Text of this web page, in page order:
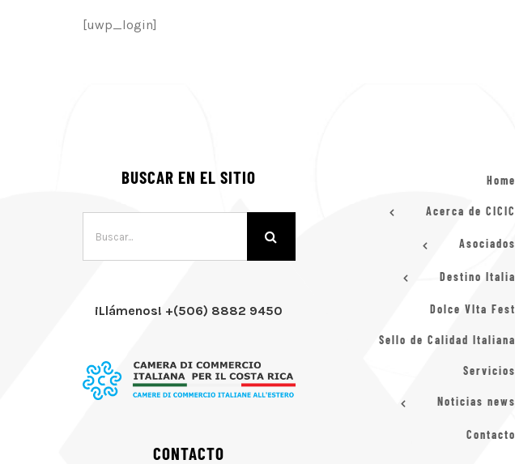
[uwp_login]
BUSCAR EN EL SITIO
¡Llámenos! +(506) 8882 9450
CONTACTO
Home
Acerca de CICIC
Asociados
Destino Italia
Dolce VIta Fest
Sello de Calidad Italiana
Servicios
Noticias news
Contacto